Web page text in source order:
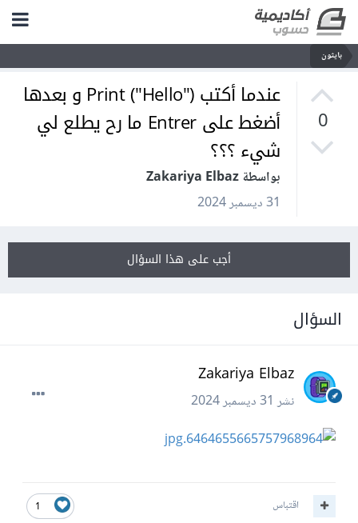
بايثون
0
عندما أكتب ("Print ("Hello و بعدها
أضغط على Entrer ما رح يطلع لي
شيء ؟؟؟
بواسطة Zakariya Elbaz
31 ديسمبر 2024
أجب على هذا السؤال
السؤال
Zakariya Elbaz
نشر31 ديسمبر 2024
1 اقتباس